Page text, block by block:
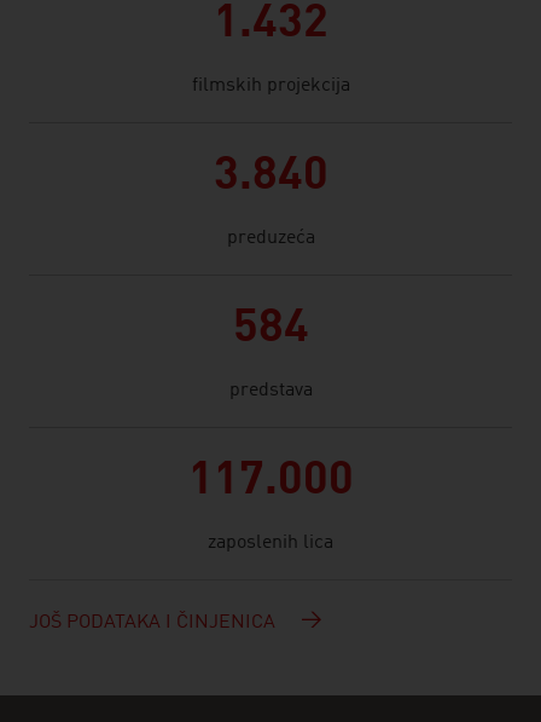
1.432
filmskih projekcija
3.840
preduzeća
584
predstava
117.000
zaposlenih lica
JOŠ PODATAKA I ČINJENICA